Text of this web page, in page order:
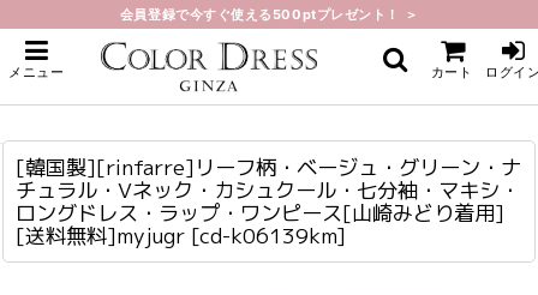
会員登録で今すぐ使える500ptプレゼント！ ＞
メニュー カート ログイ
ホーム > ミディアム
[韓国製][rinfarre]リーフ柄・ベージュ・グリーン・ナチュラル・Vネック・カシ
ュクール・七分袖・マキシ・ロングドレス・ラップ・ワンピース[山崎みどり着
[韓国製][rinfarre]リーフ柄・ベージュ・グリーン・ナ
チュラル・Vネック・カシュクール・七分袖・マキシ・
ロングドレス・ラップ・ワンピース[山崎みどり着用]
[送料無料]myjugr [cd-k06139km]